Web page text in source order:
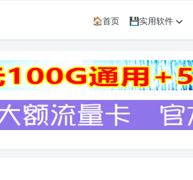
🏠首页 💾实用软件